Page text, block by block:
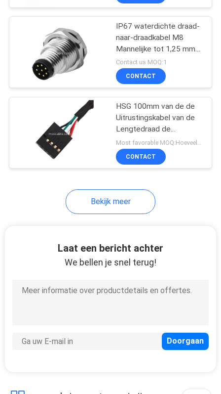
IP67 waterdichte draad-
naar-draadkabel M8
Mannelijke tot 1,25 mm
pitch connector UL1061
Contact us MOQ:1
CONTACT
HSG 100mm van de de
Uitrustingskabel van de
Lengtedraad de
Assemblage 2×5 Pin
Black To phd-2×5P
Most favorable MOQ:Hoeveelheid kan onderhandeld worden ((alleen bedrijf, in plaats van persoonlijk gebruik)
CONTACT
Bekijk meer
Laat een bericht achter
We bellen je snel terug!